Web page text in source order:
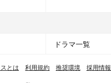
ドラマ一覧
とは 利用規約 推奨環境 採用情報